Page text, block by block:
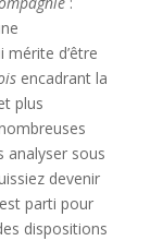
mérite d’être
encadrant la
plus
analyser sous
devenir
parti pour
dispositions